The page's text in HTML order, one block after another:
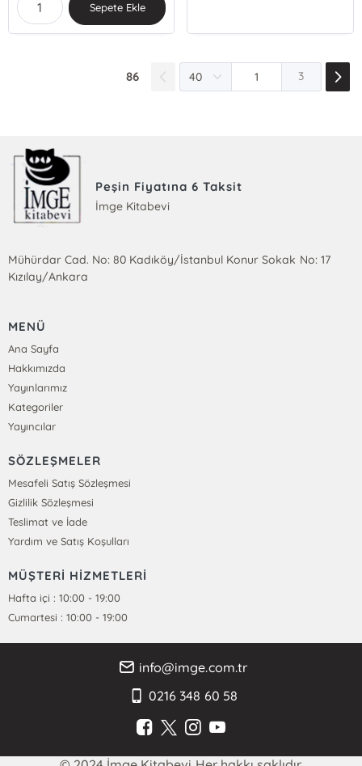
Sepete Ekle
86 3
Peşin Fiyatına 6 Taksit
İmge Kitabevi
Mühürdar Cad. No: 80 Kadıköy/İstanbul Konur Sokak No: 17
Kızılay/Ankara
MENÜ
Ana Sayfa
Hakkımızda
Yayınlarımız
Kategoriler
Yayıncılar
SÖZLEŞMELER
Mesafeli Satış Sözleşmesi
Gizlilik Sözleşmesi
Teslimat ve İade
Yardım ve Satış Koşulları
MÜŞTERİ HİZMETLERİ
Hafta içi : 10:00 - 19:00
Cumartesi : 10:00 - 19:00
info@imge.com.tr
0216 348 60 58